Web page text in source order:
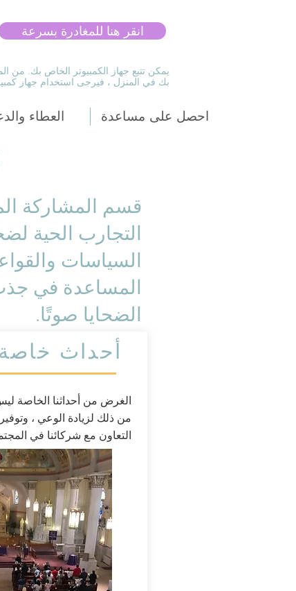
انقر هنا للمغادرة بسرعة
يمكن تتبع جهاز الكمبيوتر الخاص بك. من
بك في المنزل ، فيرجى استخدام جهاز
العطاء احصل على مساعدة
قسم المشاركة
التجارب الحية
السياسات
المساعدة في جذب
الضحايا صوتًا.
أحداث خاصة
الغرض من أحداثنا الخاصة
من ذلك لزيادة الوعي ،
التعاون مع شركائنا في